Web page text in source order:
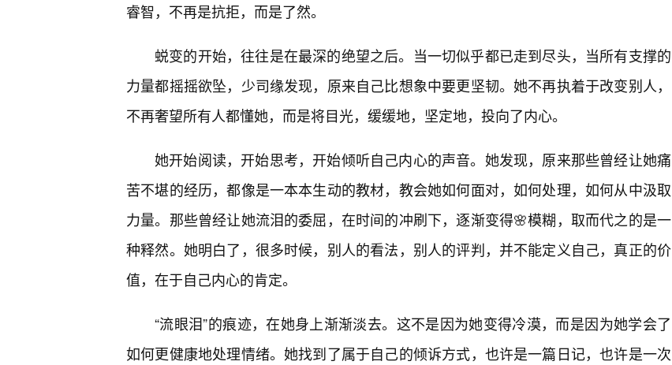
睿智，不再是抗拒，而是了然。
蜕变的开始，往往是在最深的绝望之后。当一切似乎都已走到尽头，当所有支撑的
力量都摇摇欲坠，少司缘发现，原来自己比想象中要更坚韧。她不再执着于改变别人，
不再奢望所有人都懂她，而是将目光，缓缓地，坚定地，投向了内心。
她开始阅读，开始思考，开始倾听自己内心的声音。她发现，原来那些曾经让她痛
苦不堪的经历，都像是一本本生动的教材，教会她如何面对，如何处理，如何从中汲取
力量。那些曾经让她流泪的委屈，在时间的冲刷下，逐渐变得🌸模糊，取而代之的是一
种释然。她明白了，很多时候，别人的看法，别人的评判，并不能定义自己，真正的价
值，在于自己内心的肯定。
“流眼泪”的痕迹，在她身上渐渐淡去。这不是因为她变得冷漠，而是因为她学会了
如何更健康地处理情绪。她找到了属于自己的倾诉方式，也许是一篇日记，也许是一次